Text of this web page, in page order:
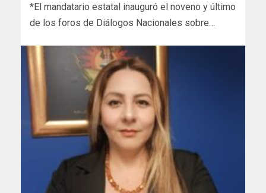
*El mandatario estatal inauguró el noveno y último
de los foros de Diálogos Nacionales sobre…